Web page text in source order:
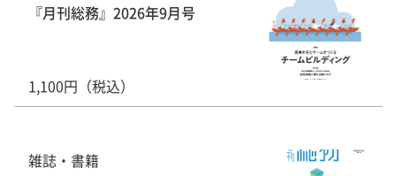
『月刊総務』2026年9月号
1,100円（税込）
雑誌・書籍